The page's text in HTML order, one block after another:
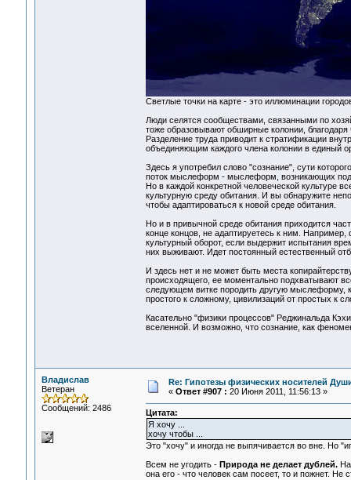
Светлые точки на карте - это иллюминации
Люди селятся сообществами, связанными по
тоже образовывают обширные колонии,
Разделение труда приводит к стратификации
объединяющим каждого члена колонии в единый
Здесь я употребил слово "сознание", сути
поток мыслеформ - мыслеформ, возникающих
Но в каждой конкретной человеческой культуре
культурную среду обитания. И вы обнаружите
чтобы адаптироваться к новой среде обитания.
Но и в привычной среде обитания приходится
конце концов, не адаптируетесь к ним.
культурный оборот, если выдержит испытания
них выживают. Идет постоянный естественный
И здесь нет и не может быть места
происходящего, ее моментально подхватывают
следующем витке породить другую мыслеформу,
простого к сложному, цивилизаций от простых к
Касательно "физики процессов" Реджинальда
вселенной. И возможно, что сознание, как
Владислав
Ветеран
Сообщений: 2486
Re: Гипотезы физических носителей
« Ответ #907 : 20 Июня 2011, 11:56:13 »
Цитата:
Я хочу ...
хочу чтобы ...
Это "хочу" и иногда не выпячивается во вне. Но
Всем не угодить -Природа не делает дублей.На
она его - что человек сам посеет, то и пожнет. Не